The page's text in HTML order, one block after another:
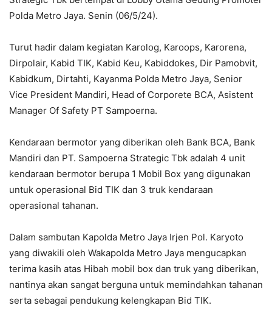
Polda Metro Jaya. Senin (06/5/24).
Turut hadir dalam kegiatan ⁠Karolog, Karoops, Karorena,
Dirpolair, ⁠Kabid TIK, ⁠Kabid Keu, Kabiddokes, Dir Pamobvit,
⁠Kabidkum, ⁠Dirtahti, Kayanma Polda Metro Jaya, Senior
Vice President Mandiri, Head of Corporete BCA, ⁠Asistent
Manager Of Safety PT Sampoerna.
Kendaraan bermotor yang diberikan oleh Bank BCA, Bank
Mandiri dan PT. Sampoerna Strategic Tbk adalah 4 unit
kendaraan bermotor berupa 1 Mobil Box yang digunakan
untuk operasional Bid TIK dan 3 truk kendaraan
operasional tahanan.
Dalam sambutan Kapolda Metro Jaya Irjen Pol. Karyoto
yang diwakili oleh Wakapolda Metro Jaya mengucapkan
terima kasih atas Hibah mobil box dan truk yang diberikan,
nantinya akan sangat berguna untuk memindahkan tahanan
serta sebagai pendukung kelengkapan Bid TIK.